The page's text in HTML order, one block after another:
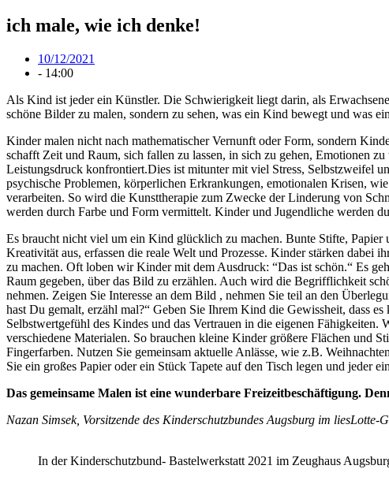
ich male, wie ich denke!
10/12/2021
- 14:00
Als Kind ist jeder ein Künstler. Die Schwierigkeit liegt darin, als
schöne Bilder zu malen, sondern zu sehen, was ein Kind bewegt und was
Kinder malen nicht nach mathematischer Vernunft oder Form, sondern
schafft Zeit und Raum, sich fallen zu lassen, in sich zu gehen, Emotionen
Leistungsdruck konfrontiert.Dies ist mitunter mit viel Stress, Selbstzweifel
psychische Problemen, körperlichen Erkrankungen, emotionalen Krisen,
verarbeiten. So wird die Kunsttherapie zum Zwecke der Linderung von
werden durch Farbe und Form vermittelt. Kinder und Jugendliche werden
Es braucht nicht viel um ein Kind glücklich zu machen. Bunte Stifte,
Kreativität aus, erfassen die reale Welt und Prozesse. Kinder stärken
zu machen. Oft loben wir Kinder mit dem Ausdruck: “Das ist schön.“ Es
Raum gegeben, über das Bild zu erzählen. Auch wird die Begrifflichkeit
nehmen. Zeigen Sie Interesse an dem Bild , nehmen Sie teil an den
hast Du gemalt, erzähl mal?“ Geben Sie Ihrem Kind die Gewissheit, dass
Selbstwertgefühl des Kindes und das Vertrauen in die eigenen
verschiedene Materialen. So brauchen kleine Kinder größere Flächen und
Fingerfarben. Nutzen Sie gemeinsam aktuelle Anlässe, wie z.B.
Sie ein großes Papier oder ein Stück Tapete auf den Tisch legen und jeder
Das gemeinsame Malen ist eine wunderbare Freizeitbeschäftigung.
Nazan Simsek, Vorsitzende des Kinderschutzbundes Augsburg im liesLotte-
In der Kinderschutzbund- Bastelwerkstatt 2021 im Zeughaus